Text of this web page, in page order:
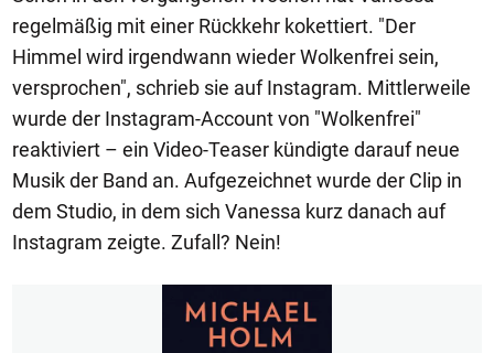
regelmäßig mit einer Rückkehr kokettiert. "Der
Himmel wird irgendwann wieder Wolkenfrei sein,
versprochen", schrieb sie auf Instagram. Mittlerweile
wurde der Instagram-Account von "Wolkenfrei"
reaktiviert – ein Video-Teaser kündigte darauf neue
Musik der Band an. Aufgezeichnet wurde der Clip in
dem Studio, in dem sich Vanessa kurz danach auf
Instagram zeigte. Zufall? Nein!
1/21